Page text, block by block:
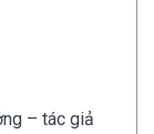
– tác giả